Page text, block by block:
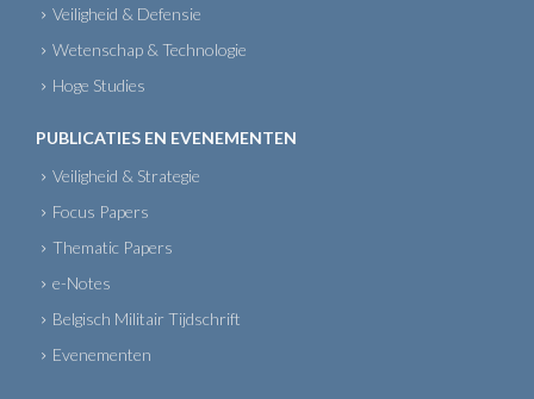
Veiligheid & Defensie
Wetenschap & Technologie
Hoge Studies
PUBLICATIES EN EVENEMENTEN
Veiligheid & Strategie
Focus Papers
Thematic Papers
e-Notes
Belgisch Militair Tijdschrift
Evenementen